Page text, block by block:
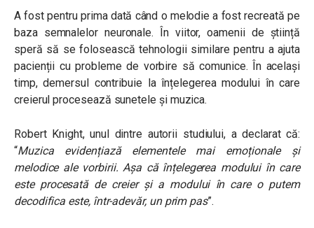
A fost pentru prima dată când o melodie a fost recreată pe
baza semnalelor neuronale. În viitor, oamenii de știință
speră să se folosească tehnologii similare pentru a ajuta
pacienții cu probleme de vorbire să comunice. În același
timp, demersul contribuie la înțelegerea modului în care
creierul procesează sunetele și muzica.
Robert Knight, unul dintre autorii studiului, a declarat că:
“Muzica evidențiază elementele mai emoționale și
melodice ale vorbirii. Așa că înțelegerea modului în care
este procesată de creier și a modului în care o putem
decodifica este, într-adevăr, un prim pas”.